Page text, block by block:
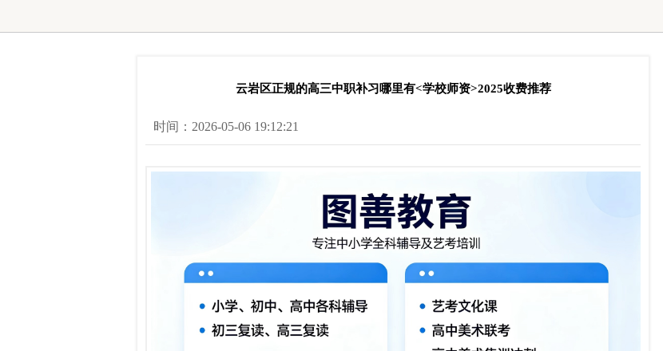
云岩区正规的高三中职补习哪里有<学校师资>2025收费推荐
时间：2026-05-06 19:12:21